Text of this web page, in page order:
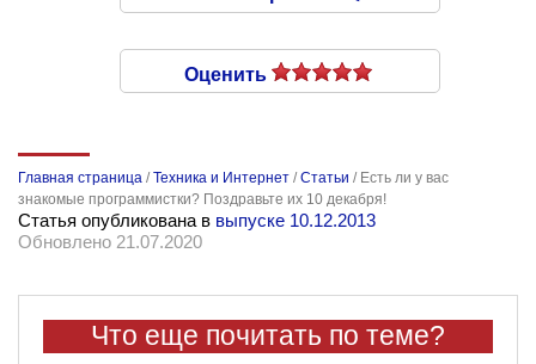
Оценить
Главная страница /Техника и Интернет /Статьи / Есть ли у вас
знакомые программистки? Поздравьте их 10 декабря!
Статья опубликована в выпуске 10.12.2013
Обновлено 21.07.2020
Что еще почитать по теме?